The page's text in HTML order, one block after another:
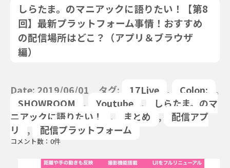
しらたま。のマニアックに語りたい！【第8
回】最新プラットフォーム事情！おすすめ
の配信場所はどこ？（アプリ＆ブラウザ
編）
Date: 2019/06/01 タグ: 17Live , Colon:
,
SHOWROOM
, Youtube ,
しらたま。のマ
ニアックに語りたい！
, まとめ ,
配信アプ
リ
, 配信プラットフォーム
コメント数：0件